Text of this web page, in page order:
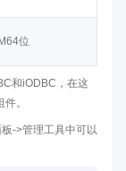
位
和iODBC，在这
。
->管理工具中可以